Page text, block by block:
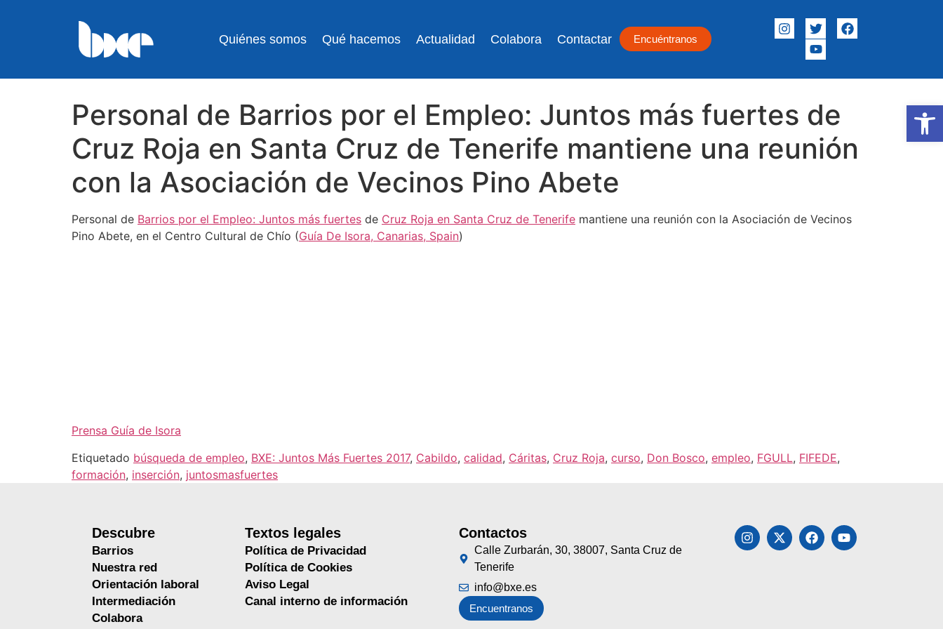
Abrir
Quiénes somos Qué hacemos Actualidad Colabora Contactar Encuéntranos
Personal de Barrios por el Empleo: Juntos más fuertes de
Cruz Roja en Santa Cruz de Tenerife mantiene una reunión
con la Asociación de Vecinos Pino Abete
Personal de Barrios por el Empleo: Juntos más fuertes de Cruz Roja en Santa Cruz de Tenerife mantiene una reunión con la Asociación de Vecinos
Pino Abete, en el Centro Cultural de Chío (Guía De Isora, Canarias, Spain)
Prensa Guía de Isora
Etiquetado búsqueda de empleo, BXE: Juntos Más Fuertes 2017, Cabildo, calidad, Cáritas, Cruz Roja, curso, Don Bosco, empleo, FGULL, FIFEDE,
formación, inserción, juntosmasfuertes
Descubre
Barrios
Nuestra red
Orientación laboral
Intermediación
Colabora
Textos legales
Política de Privacidad
Política de Cookies
Aviso Legal
Canal interno de información
Contactos
Calle Zurbarán, 30, 38007, Santa Cruz de
Tenerife
info@bxe.es
Encuentranos